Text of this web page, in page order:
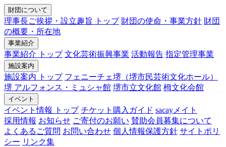
財団について
理事長ご挨拶・設立趣旨 トップ 財団の使命・事業方針 財団
の概要・所在地
事業紹介
事業紹介 トップ 文化芸術振興事業 活動報告 指定管理事業
施設案内
施設案内 トップ フェニーチェ堺（堺市民芸術文化ホール）
堺 アルフォンス・ミュシャ館 堺市立文化館 栂文化会館
イベント
イベント情報 トップ チケット購入ガイド sacayメイト
採用情報 お知らせ ご寄付のお願い 賛助会員募集について
よくあるご質問 お問い合わせ 個人情報保護方針 サイトポリ
シー リンク集